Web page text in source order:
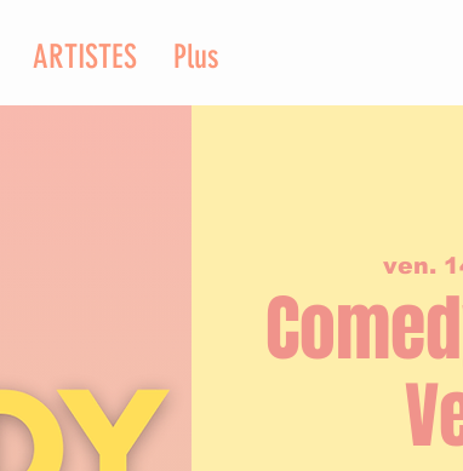
ARTISTES Plus
ven.